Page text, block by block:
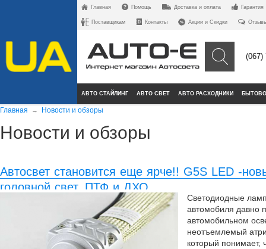
Главная Помощь Доставка и оплата Гарантия
Поставщикам Контакты Акции и Скидки
(067)
АВТО СТАЙЛИНГ АВТО СВЕТ АВТО РАСХОДНИКИ
Главная → Новости и обзоры
Новости и обзоры
Автосвет становится еще ярче!! G5S LED -
головной свет, ПТФ и ДХО.
Светодиодные
автомобиля давно
автомобильном
неотъемлемый
который понимает,